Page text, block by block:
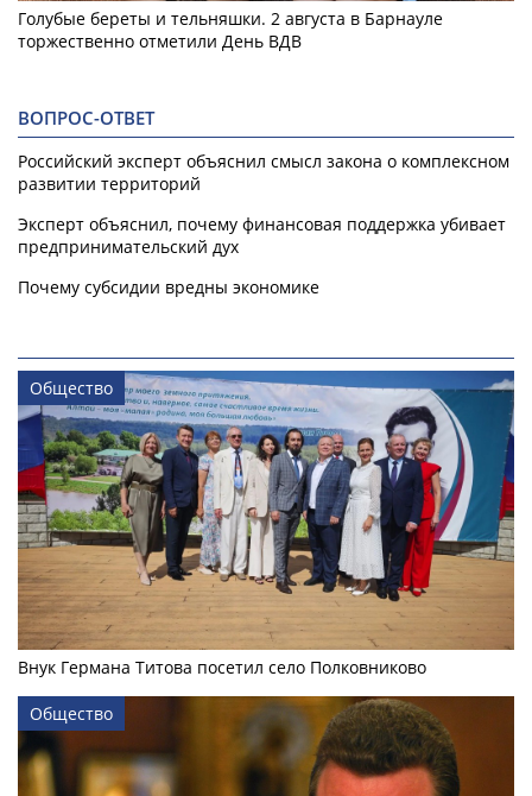
Голубые береты и тельняшки. 2 августа в Барнауле
торжественно отметили День ВДВ
ВОПРОС-ОТВЕТ
Российский эксперт объяснил смысл закона о комплексном
развитии территорий
Эксперт объяснил, почему финансовая поддержка убивает
предпринимательский дух
Почему субсидии вредны экономике
Общество
Внук Германа Титова посетил село Полковниково
Общество